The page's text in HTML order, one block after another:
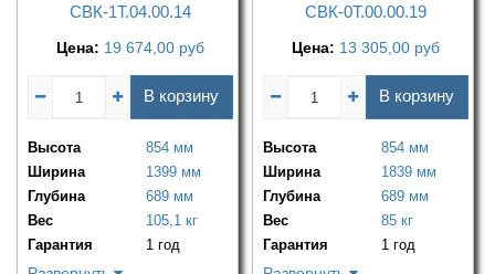
СВК-1Т.04.00.14
Цена: 19 674,00 руб
В корзину
Высота
854 мм
Ширина
1399 мм
Глубина
689 мм
Вес
105,1 кг
Гарантия
1 год
СВК-0Т.00.00.19
Цена: 13 305,00 руб
В корзину
Высота
854 мм
Ширина
1839 мм
Глубина
689 мм
Вес
85 кг
Гарантия
1 год